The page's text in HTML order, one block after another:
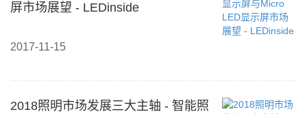
屏市场展望 - LEDinside
2017-11-15
2018照明市场发展三大主轴 - 智能照